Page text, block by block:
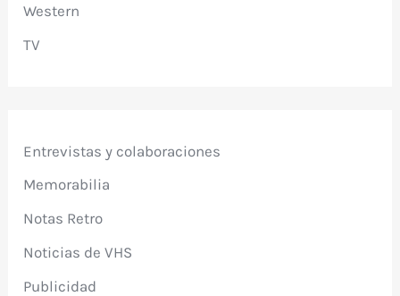
Western
TV
Entrevistas y colaboraciones
Memorabilia
Notas Retro
Noticias de VHS
Publicidad